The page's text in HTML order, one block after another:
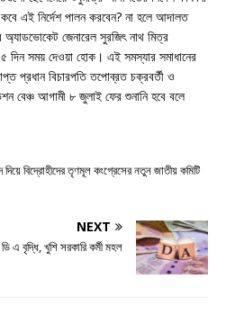
এই নির্দেশ পালন করবেন? না হলে আদালত
জেনারেল সুরজিৎ নাথ মিত্র
সময় দেওয়া হোক। এই সমস্যার সমাধানের
প্রধান বিচারপতি তপোব্রত চক্রবর্তী ও
বেঞ্চ আগামী ৮ জুলাই ফের শুনানি হবে বলে
দিয়ে বিদ্রোহীদের তৃণমূল কংগ্রেসের নতুন জাতীয় কমিটি
NEXT
ডি এ বৃদ্ধি, খুশি সরকারি কর্মী মহল